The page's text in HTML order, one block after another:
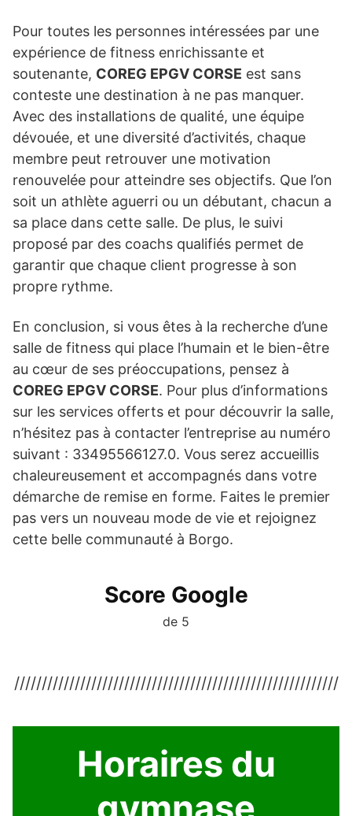
Pour toutes les personnes intéressées par une
expérience de fitness enrichissante et
soutenante, COREG EPGV CORSE est sans
conteste une destination à ne pas manquer.
Avec des installations de qualité, une équipe
dévouée, et une diversité d’activités, chaque
membre peut retrouver une motivation
renouvelée pour atteindre ses objectifs. Que l’on
soit un athlète aguerri ou un débutant, chacun a
sa place dans cette salle. De plus, le suivi
proposé par des coachs qualifiés permet de
garantir que chaque client progresse à son
propre rythme.
En conclusion, si vous êtes à la recherche d’une
salle de fitness qui place l’humain et le bien-être
au cœur de ses préoccupations, pensez à
COREG EPGV CORSE. Pour plus d’informations
sur les services offerts et pour découvrir la salle,
n’hésitez pas à contacter l’entreprise au numéro
suivant : 33495566127.0. Vous serez accueillis
chaleureusement et accompagnés dans votre
démarche de remise en forme. Faites le premier
pas vers un nouveau mode de vie et rejoignez
cette belle communauté à Borgo.
Score Google
de 5
///////////////////////////////////////////////////////////
Horaires du